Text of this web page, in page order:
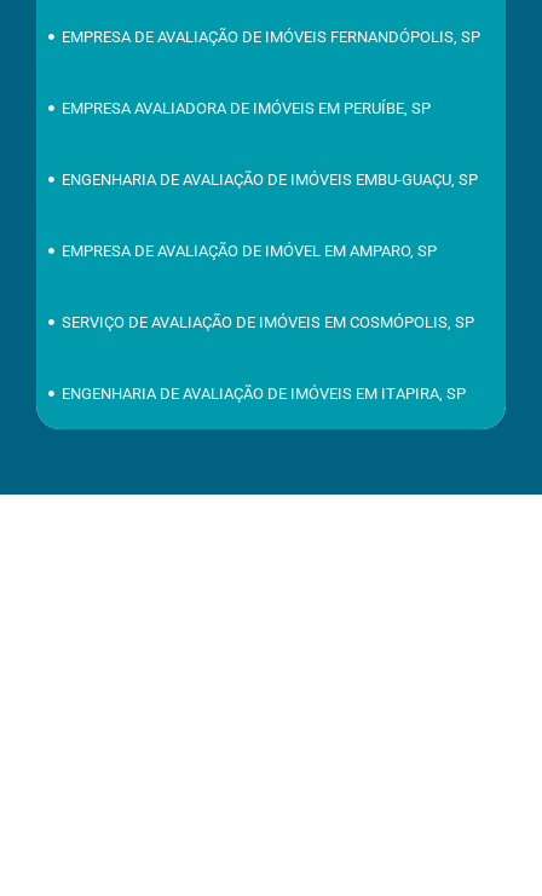
EMPRESA DE AVALIAÇÃO DE IMÓVEIS FERNANDÓPOLIS, SP
EMPRESA AVALIADORA DE IMÓVEIS EM PERUÍBE, SP
ENGENHARIA DE AVALIAÇÃO DE IMÓVEIS EMBU-GUAÇU, SP
EMPRESA DE AVALIAÇÃO DE IMÓVEL EM AMPARO, SP
SERVIÇO DE AVALIAÇÃO DE IMÓVEIS EM COSMÓPOLIS, SP
ENGENHARIA DE AVALIAÇÃO DE IMÓVEIS EM ITAPIRA, SP